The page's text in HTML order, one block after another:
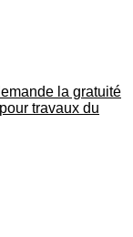
la gratuité
travaux du